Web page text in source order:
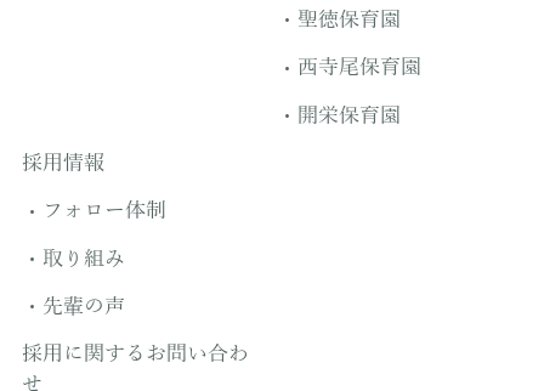
聖徳保育園
西寺尾保育園
開栄保育園
採用情報
フォロー体制
取り組み
先輩の声
採用に関するお問い合わ
せ